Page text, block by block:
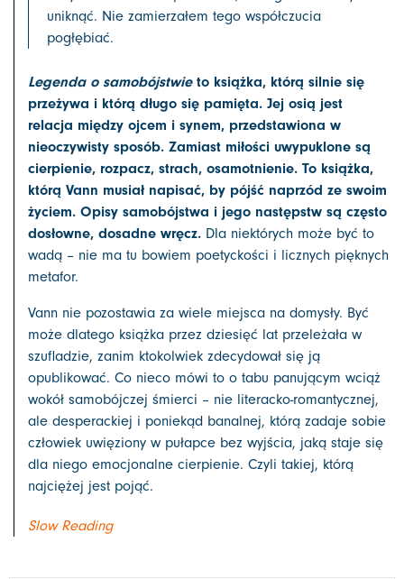
uniknąć. Nie zamierzałem tego współczucia
pogłębiać.
Legenda o samobójstwieto książka, którą silnie się
przeżywa i którą długo się pamięta. Jej osią jest
relacja między ojcem i synem, przedstawiona w
nieoczywisty sposób. Zamiast miłości uwypuklone są
cierpienie, rozpacz, strach, osamotnienie. To książka,
którą Vann musiał napisać, by pójść naprzód ze swoim
życiem. Opisy samobójstwa i jego następstw są często
dosłowne, dosadne wręcz. Dla niektórych może być to
wadą – nie ma tu bowiem poetyckości i licznych pięknych
metafor.
Vann nie pozostawia za wiele miejsca na domysły. Być
może dlatego książka przez dziesięć lat przeleżała w
szufladzie, zanim ktokolwiek zdecydował się ją
opublikować. Co nieco mówi to o tabu panującym wciąż
wokół samobójczej śmierci – nie literacko-romantycznej,
ale desperackiej i poniekąd banalnej, którą zadaje sobie
człowiek uwięziony w pułapce bez wyjścia, jaką staje się
dla niego emocjonalne cierpienie. Czyli takiej, którą
najciężej jest pojąć.
Slow Reading